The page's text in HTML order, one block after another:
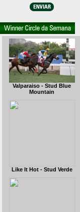
Valparaiso - Stud Blue
Mountain
Like It Hot - Stud Verde